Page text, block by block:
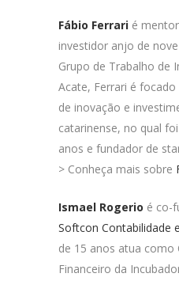
Fábio Ferrari é
investidor anjo de
Grupo de Trabalho de
Acate, Ferrari é
de inovação e
catarinense, no qual
anos e fundador de
> Conheça mais sobre
Ismael Rogerio é co-
Softcon Contabilidade
de 15 anos atua como
Financeiro da